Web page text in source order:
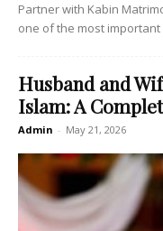
Partner with Kabin
one of the most important
Husband and
Islam: A
Admin - May 21, 2026